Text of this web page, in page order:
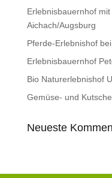
Erlebnisbauernhof
Aichach/Augsburg
Pferde-Erlebnishof
Erlebnisbauernhof
Bio Naturerlebnishof
Gemüse- und
Neueste